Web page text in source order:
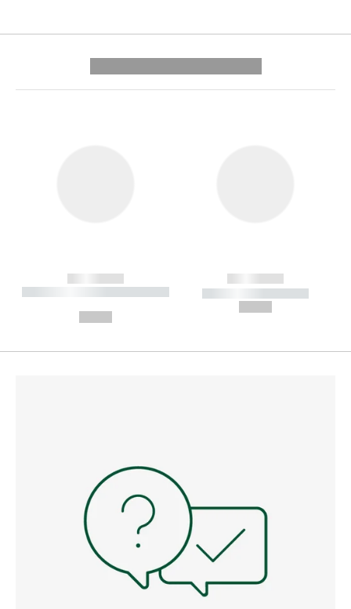
------------
----------- ----------- --------
------------
----------- -----------